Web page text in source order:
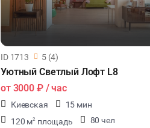
ID 1713 5 (4)
Уютный Светлый Лофт L8
от 3000 ₽/ час
Киевская
15 мин
120 м2 площадь
80 чел